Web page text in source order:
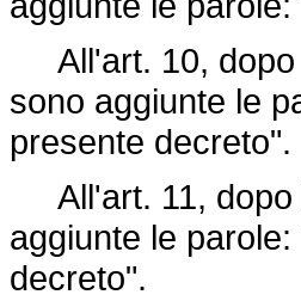
All'art. 10, dopo
sono aggiunte le
presente decreto".
All'art. 11, dopo
aggiunte le
decreto".